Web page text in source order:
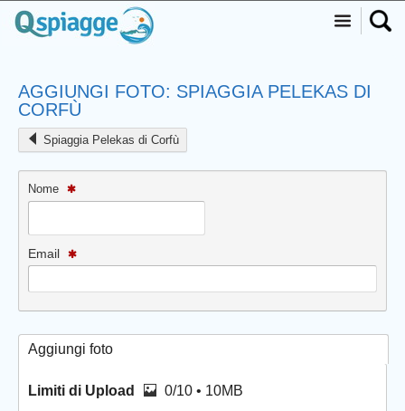
AGGIUNGI FOTO: SPIAGGIA PELEKAS DI
CORFÙ
Spiaggia Pelekas di Corfù
Nome
Email
Aggiungi foto
Limiti di Upload 0/10 • 10MB